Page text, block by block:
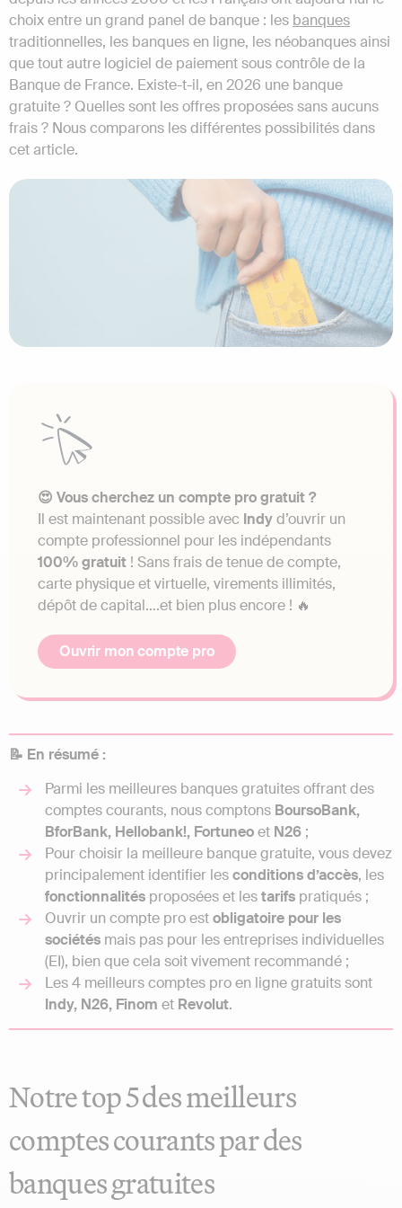
choix entre un grand panel de banque : les banques
traditionnelles, les banques en ligne, les néobanques ainsi
que tout autre logiciel de paiement sous contrôle de la
Banque de France. Existe-t-il, en 2026 une banque
gratuite ? Quelles sont les offres proposées sans aucuns
frais ? Nous comparons les différentes possibilités dans
cet article.
😍 Vous cherchez un compte pro gratuit ?
Il est maintenant possible avec Indyd’ouvrir un
compte professionnel pour les indépendants
100% gratuit ! Sans frais de tenue de compte,
carte physique et virtuelle, virements illimités,
dépôt de capital….et bien plus encore ! 🔥
Ouvrir mon compte pro
📝 En résumé :
Parmi les meilleures banques gratuites offrant des
comptes courants, nous comptons BoursoBank,
BforBank, Hellobank!, Fortuneoet N26 ;
Pour choisir la meilleure banque gratuite, vous devez
principalement identifier lesconditions d’accès, les
fonctionnalités proposées et lestarifs pratiqués ;
Ouvrir un compte pro estobligatoire pour les
sociétés mais pas pour les entreprises individuelles
(EI), bien que cela soit vivement recommandé ;
Les 4 meilleurs comptes pro en ligne gratuits sont
Indy, N26, Finom et Revolut.
Notre top 5 des meilleurs
comptes courants par des
banques gratuites